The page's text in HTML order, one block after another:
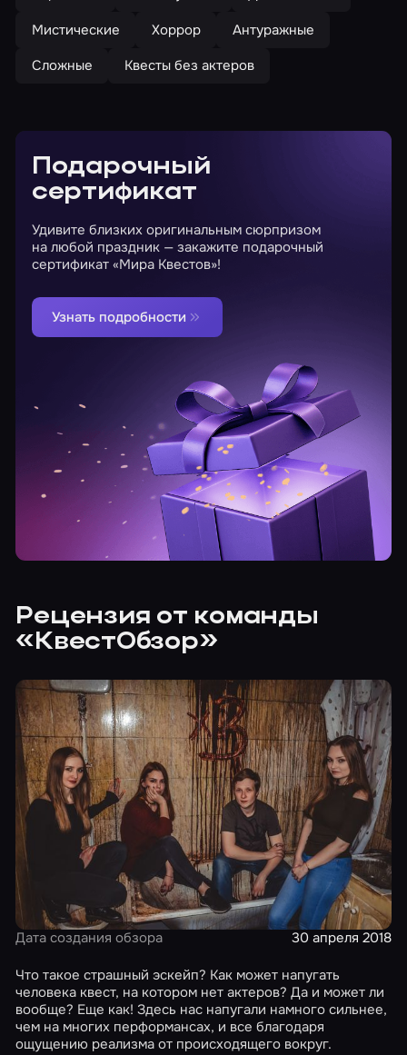
Мистические
Хоррор
Антуражные
Сложные
Квесты без актеров
Подарочный
сертификат
Удивите близких оригинальным сюрпризом
на любой праздник — закажите подарочный
сертификат «Мира Квестов»!
Узнать подробности
Рецензия от команды
«КвестОбзор»
Дата создания обзора 30 апреля 2018
Что такое страшный эскейп? Как может напугать
человека квест, на котором нет актеров? Да и может ли
вообще? Еще как! Здесь нас напугали намного сильнее,
чем на многих перформансах, и все благодаря
ощущению реализма от происходящего вокруг.